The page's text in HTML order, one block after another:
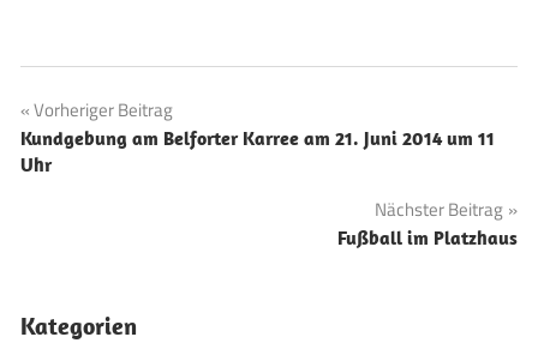
Beitragsnavigation
Vorheriger Beitrag
Kundgebung am Belforter Karree am 21. Juni 2014 um 11
Uhr
Nächster Beitrag
Fußball im Platzhaus
Kategorien